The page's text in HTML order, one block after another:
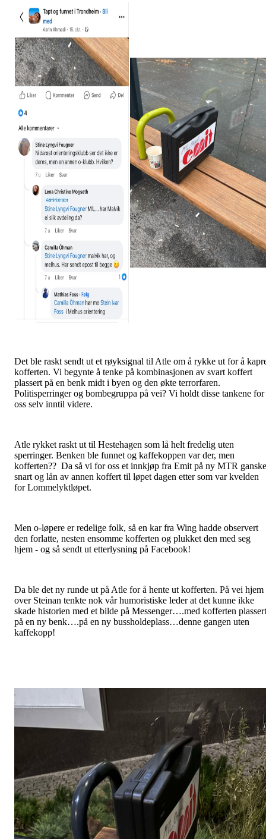
Det ble raskt sendt ut et røyksignal til Atle om å rykke ut for å
kofferten. Vi begynte å tenke på kombinasjonen av svart koffert
plassert på en benk midt i byen og den økte terrorfaren.
Politisperringer og bombegruppa på vei? Vi holdt disse tankene for
oss selv inntil videre.
Atle rykket raskt ut til Hestehagen som lå helt fredelig uten
sperringer. Benken ble funnet og kaffekoppen var der, men
kofferten?? Da så vi for oss et innkjøp fra Emit på ny MTR ganske
snart og lån av annen koffert til løpet dagen etter som var kvelden
for Lommelyktløpet.
Men o-løpere er redelige folk, så en kar fra Wing hadde observert
den forlatte, nesten ensomme kofferten og plukket den med seg
hjem - og så sendt ut etterlysning på Facebook!
Da ble det ny runde ut på Atle for å hente ut kofferten. På vei hjem
over Steinan tenkte nok vår humoristiske leder at det kunne ikke
skade historien med et bilde på Messenger….med kofferten plassert
på en ny benk….på en ny bussholdeplass…denne gangen uten
kaffekopp!